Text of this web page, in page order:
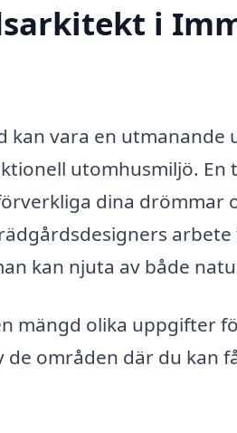
i
vara en utmanande
utomhusmiljö.
dina drömmar
kan njuta av både
mängd olika uppgifter
områden där du kan